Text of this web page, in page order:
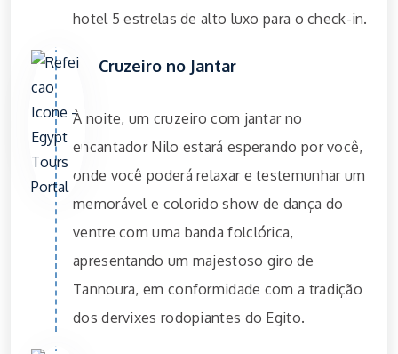
hotel 5 estrelas de alto luxo para o check-in.
Cruzeiro no Jantar
À noite, um cruzeiro com jantar no
encantador Nilo estará esperando por você,
onde você poderá relaxar e testemunhar um
memorável e colorido show de dança do
ventre com uma banda folclórica,
apresentando um majestoso giro de
Tannoura, em conformidade com a tradição
dos dervixes rodopiantes do Egito.